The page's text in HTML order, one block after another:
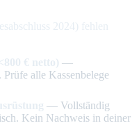
2024) fehlen
€ netto) —
alle Kassenbelege
— Vollständig
Kein Nachweis in deiner